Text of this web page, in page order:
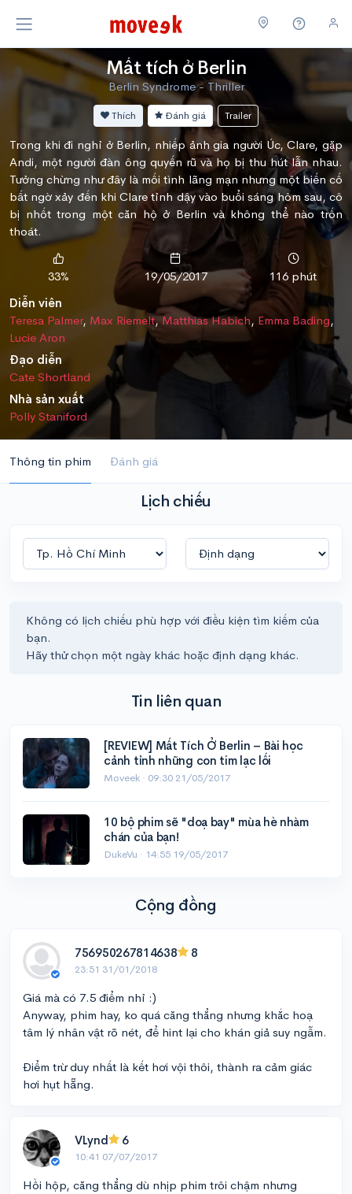
Mất tích ở Berlin
Berlin Syndrome - Thriller
Thích Đánh giá Trailer
Trong khi đi nghỉ ở Berlin, nhiếp ảnh gia người Úc, Clare, gặp
Andi, một người đàn ông quyến rũ và họ bị thu hút lẫn nhau.
Tưởng chừng như đây là mối tình lãng mạn nhưng một biến cố
bất ngờ xảy đến khi Clare tỉnh dậy vào buổi sáng hôm sau, cô
bị nhốt trong một căn hộ ở Berlin và không thể nào trốn
thoát.
33% 19/05/2017
116 phút
Diễn viên
Teresa Palmer, Max Riemelt,Matthias Habich, Emma Bading,
Lucie Aron
Đạo diễn
Cate Shortland
Nhà sản xuất
Polly Staniford
Thông tin phim Đánh giá
Lịch chiếu
Không có lịch chiếu phù hợp với điều kiện tìm kiếm của
bạn.
Hãy thử chọn một ngày khác hoặc định dạng khác.
Tin liên quan
[REVIEW] Mất Tích Ở Berlin – Bài học
cảnh tỉnh những con tim lạc lối
Moveek · 09:30 21/05/2017
10 bộ phim sẽ "doạ bay" mùa hè nhàm
chán của bạn!
DukeVu · 14:55 19/05/2017
Cộng đồng
756950267814638 8
23:51 31/01/2018
Giá mà có 7.5 điểm nhỉ :)
Anyway, phim hay, ko quá căng thẳng nhưng khắc hoạ
tâm lý nhân vật rõ nét, để hint lại cho khán giả suy ngẫm.
Điểm trừ duy nhất là kết hơi vội thôi, thành ra cảm giác
hơi hụt hẵng.
VLynd 6
10:41 07/07/2017
Hồi hộp, căng thẳng dù nhịp phim trôi chậm nhưng